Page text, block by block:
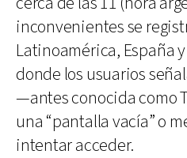
inconvenientes se
Latinoamérica, España
donde los usuarios
—antes conocida como
una “pantalla vacía” o
intentar acceder.